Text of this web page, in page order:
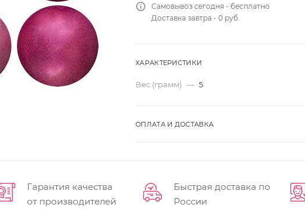
Самовывоз сегодня - бесплатно
Доставка завтра - 0 руб.
ХАРАКТЕРИСТИКИ
Вес (грамм) — 5
ОПЛАТА И ДОСТАВКА
Гарантия качества
от производителей
Быстрая доставка по
России